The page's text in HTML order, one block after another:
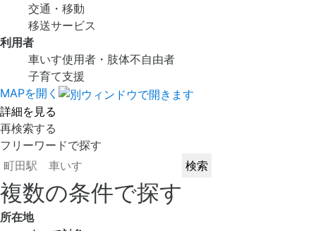
交通・移動
移送サービス
利用者
車いす使用者・肢体不自由者
子育て支援
MAPを開く
詳細を見る
再検索する
フリーワードで探す
複数の条件で探す
所在地